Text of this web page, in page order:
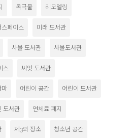
독극물 리모델링
스페이스 미래 도서관
사물 도서관 사물도서관
스 씨앗 도서관
마 어린이 공간 어린이 도서관
도서관 연체료 폐지
제3의 장소 청소년 공간